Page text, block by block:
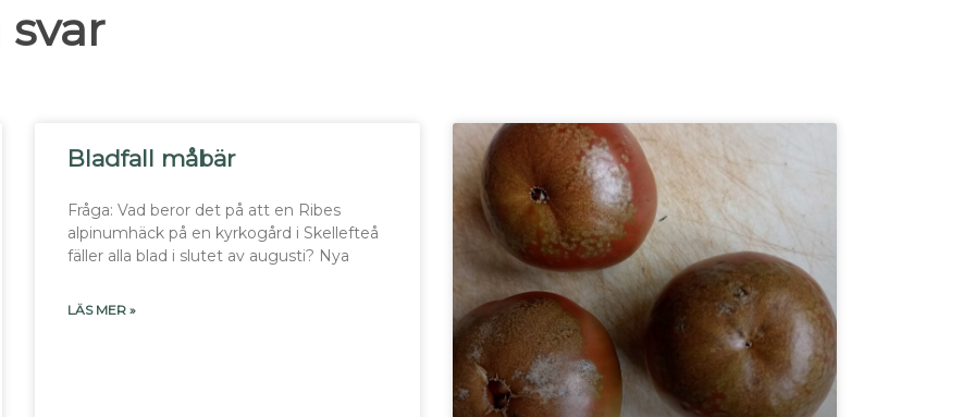
Bladfall måbär
Fråga: Vad beror det på att en Ribes
alpinumhäck på en kyrkogård i Skellefteå
fäller alla blad i slutet av augusti? Nya
LÄS MER »